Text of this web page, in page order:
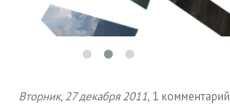
Вторник, 27 декабря 2011,1 комментарий